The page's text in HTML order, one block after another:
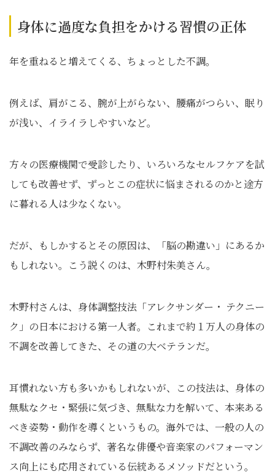
身体に過度な負担をかける習慣の正体
年を重ねると増えてくる、ちょっとした不調。
例えば、肩がこる、腕が上がらない、腰痛がつらい、眠り
が浅い、イライラしやすいなど。
方々の医療機関で受診したり、いろいろなセルフケアを試
しても改善せず、ずっとこの症状に悩まされるのかと途方
に暮れる人は少なくない。
だが、もしかするとその原因は、「脳の勘違い」にあるか
もしれない。こう説くのは、木野村朱美さん。
木野村さんは、身体調整技法「アレクサンダー・ テクニー
ク」の日本における第一人者。これまで約１万人の身体の
不調を改善してきた、その道の大ベテランだ。
耳慣れない方も多いかもしれないが、この技法は、身体の
無駄なクセ・緊張に気づき、無駄な力を解いて、本来ある
べき姿勢・動作を導くというもの。海外では、一般の人の
不調改善のみならず、著名な俳優や音楽家のパフォーマン
ス向上にも応用されている伝統あるメソッドだという。